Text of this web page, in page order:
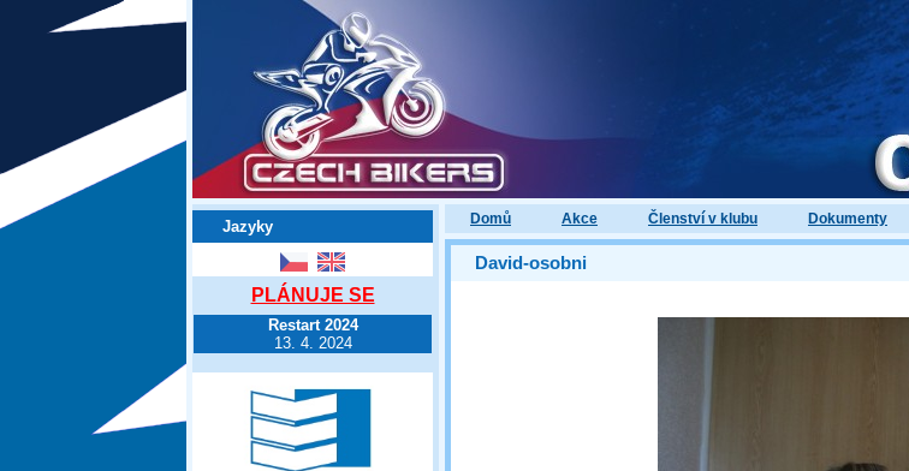
Domů Akce Členství v klubu Dokumenty
Jazyky
PLÁNUJE SE
Restart 2024
13. 4. 2024
David-osobni